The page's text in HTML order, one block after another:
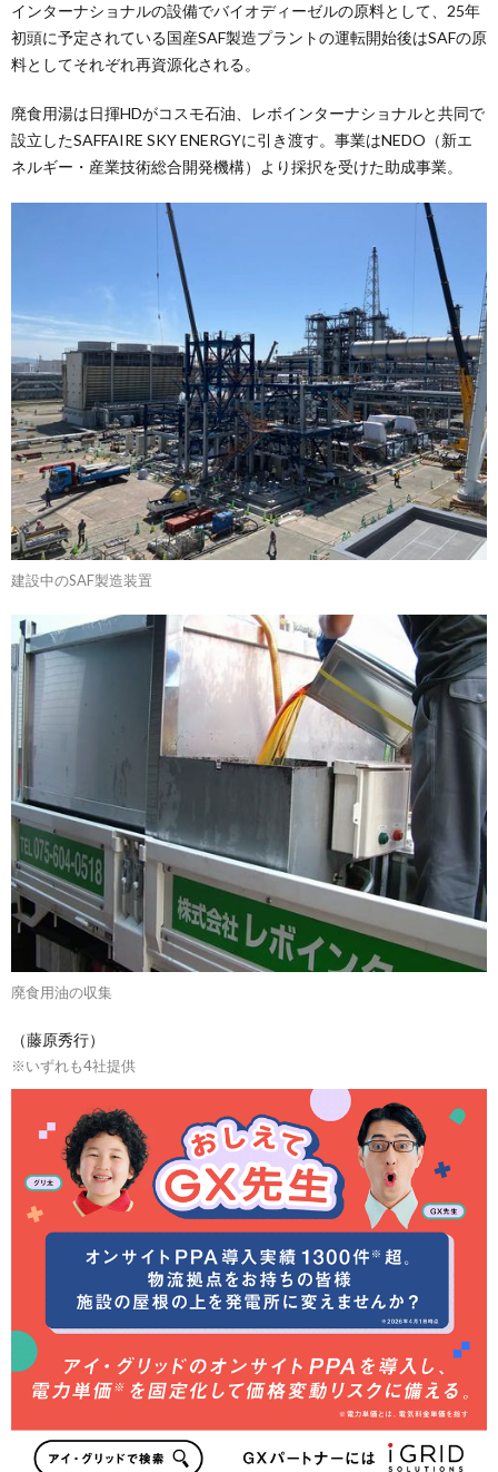
インターナショナルの設備でバイオディーゼルの原料として、25年
初頭に予定されている国産SAF製造プラントの運転開始後はSAFの原
料としてそれぞれ再資源化される。
廃食用湯は日揮HDがコスモ石油、レボインターナショナルと共同で
設立したSAFFAIRE SKY ENERGYに引き渡す。事業はNEDO（新エ
ネルギー・産業技術総合開発機構）より採択を受けた助成事業。
建設中のSAF製造装置
廃食用油の収集
（藤原秀行）
※いずれも4社提供